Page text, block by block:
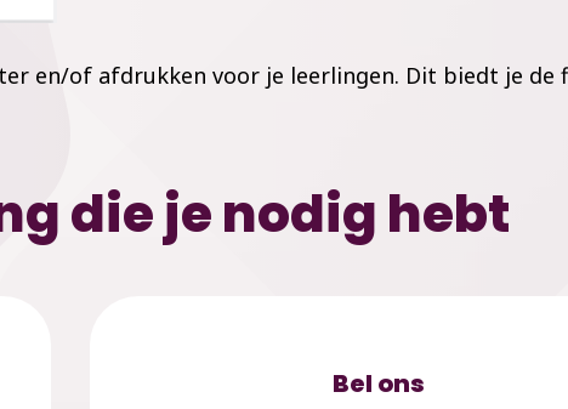
en/of afdrukken voor je leerlingen. Dit biedt je de
die je nodig hebt
Bel ons